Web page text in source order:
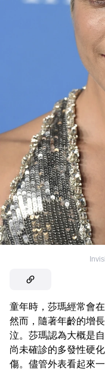
童年時，莎瑪經常會
然而，隨著年齡的增
泣。莎瑪認為大概是
尚未確診的多發性硬
傷。儘管外表看起來